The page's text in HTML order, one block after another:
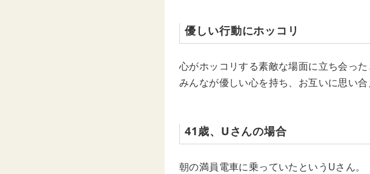
優しい行動にホッコリ
心がホッコリする素敵な場面に立ち会った
みんなが優しい心を持ち、お互いに思い
41歳、Uさんの場合
朝の満員電車に乗っていたというUさん。